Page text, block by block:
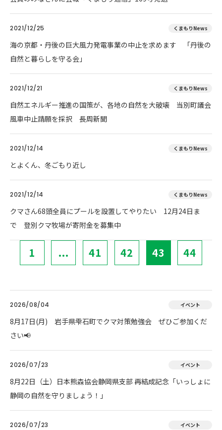
2021/12/25 くまもりNews
海の京都・丹後の巨大風力発電事業の中止を求めます 「丹後の
自然と暮らしを守る会」
2021/12/21 くまもりNews
自然エネルギー推進の国策が、各地の自然を大破壊 当別町議会
風車中止請願を採択 長周新聞
2021/12/14 くまもりNews
とよくん、冬ごもり近し
2021/12/14 くまもりNews
クマさん68頭全員にプールを設置してやりたい 12月24日ま
で 登別クマ牧場が寄附金を募集中
1 ... 41 42 43 44
2026/08/04 イベント
8月17日(月) 岩手県雫石町でクマ対策勉強会 ぜひご参加くだ
さい📢
2026/07/23 イベント
8月22日（土）日本熊森協会静岡県支部 再結成記念「いっしょに
静岡の自然を守りましょう！」
2026/07/23 イベント